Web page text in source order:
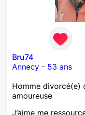
Bru74
Annecy - 53 ans
Homme divorcé(e)
amoureuse
J’aime me